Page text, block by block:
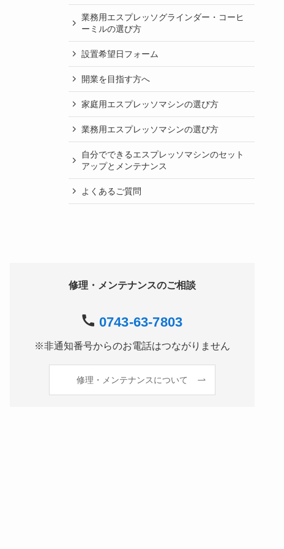
業務用エスプレッソグラインダー・コーヒ
ーミルの選び方
設置希望日フォーム
開業を目指す方へ
家庭用エスプレッソマシンの選び方
業務用エスプレッソマシンの選び方
自分でできるエスプレッソマシンのセット
アップとメンテナンス
よくあるご質問
修理・メンテナンスのご相談
0743-63-7803
※非通知番号からのお電話はつながりません
修理・メンテナンスについて